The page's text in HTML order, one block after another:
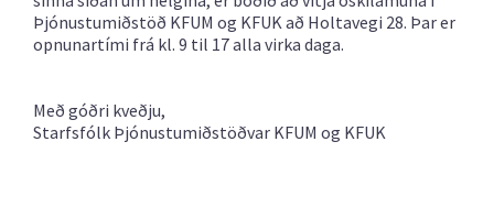
Þjónustumiðstöð KFUM og KFUK að Holtavegi 28. Þar er
opnunartími frá kl. 9 til 17 alla virka daga.
Með góðri kveðju,
Starfsfólk Þjónustumiðstöðvar KFUM og KFUK